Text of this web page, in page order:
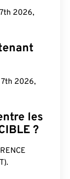
2026,
7th 2026,
les
?